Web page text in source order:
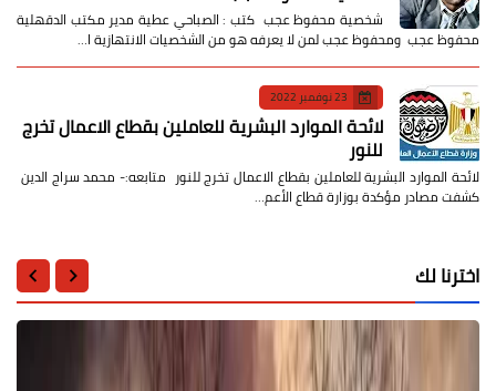
شخصية محفوظ عجب كتب : الصباحي عطية مدير مكتب الدقهلية
محفوظ عجب ومحفوظ عجب لمن لا يعرفه هو من الشخصيات الانتهازية ا…
23 نوفمبر 2022
لائحة الموارد البشرية للعاملين بقطاع الاعمال تخرج
للنور
لائحة الموارد البشرية للعاملين بقطاع الاعمال تخرج للنور متابعه:- محمد سراج الدين
كشفت مصادر مؤكدة بوزارة قطاع الأعم…
اخترنا لك